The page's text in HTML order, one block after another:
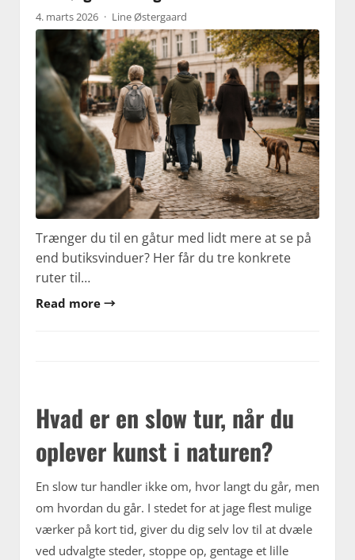
4. marts 2026 · Line Østergaard
Trænger du til en gåtur med lidt mere at se på
end butiksvinduer? Her får du tre konkrete
ruter til…
Read more →
Hvad er en slow tur, når du
oplever kunst i naturen?
En slow tur handler ikke om, hvor langt du går, men
om hvordan du går. I stedet for at jage flest mulige
værker på kort tid, giver du dig selv lov til at dvæle
ved udvalgte steder, stoppe op, gentage et lille